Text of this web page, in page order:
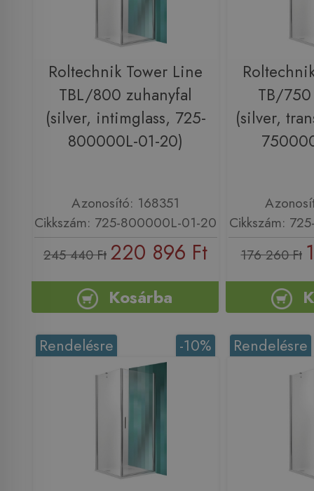
Roltechnik Tower Line
TBL/800 zuhanyfal
(silver, intimglass, 725-
800000L-01-20)
Azonosító: 168351
Cikkszám: 725-800000L-01-20
245 440 Ft 220 896 Ft
Kosárba
TB/
(silver,
Cikkszám:
176 260 Ft
-10%
Rendelésre Rendelésre